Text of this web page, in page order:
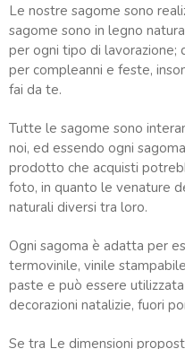
Le nostre sagome sono
sagome sono in legno
per ogni tipo di lavorazione;
per compleanni e feste,
fai da te.
Tutte le sagome sono
noi, ed essendo ogni
prodotto che acquisti
foto, in quanto le venature
naturali diversi tra loro.
Ogni sagoma è adatta per
termovinile, vinile
paste e può essere
decorazioni natalizie, fuori
Se tra Le dimensioni